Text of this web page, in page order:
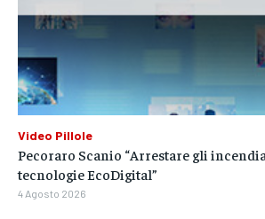
Video Pillole
Pecoraro Scanio “Arrestare gli
tecnologie EcoDigital”
4 Agosto 2026